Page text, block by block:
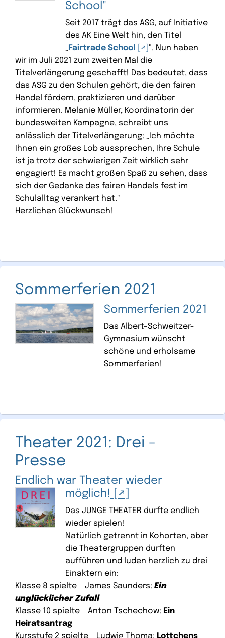
School"
Seit 2017 trägt das ASG, auf Initiative
des AK Eine Welt hin, den Titel
„Fairtrade School
". Nun haben
wir im Juli 2021 zum zweiten Mal die
Titelverlängerung geschafft! Das bedeutet, dass
das ASG zu den Schulen gehört, die den fairen
Handel fördern, praktizieren und darüber
informieren. Melanie Müller, Koordinatorin der
bundesweiten Kampagne, schreibt uns
anlässlich der Titelverlängerung: „Ich möchte
Ihnen ein großes Lob aussprechen, Ihre Schule
ist ja trotz der schwierigen Zeit wirklich sehr
engagiert! Es macht großen Spaß zu sehen, dass
sich der Gedanke des fairen Handels fest im
Schulalltag verankert hat."
Herzlichen Glückwunsch!
Sommerferien 2021
Sommerferien 2021
Das Albert-Schweitzer-
Gymnasium wünscht
schöne und erholsame
Sommerferien!
Theater 2021: Drei -
Presse
Endlich war Theater wieder
möglich!
Das JUNGE THEATER durfte endlich
wieder spielen!
Natürlich getrennt in Kohorten, aber
die Theatergruppen durften
aufführen und luden herzlich zu drei
Einaktern ein:
Klasse 8 spielte James Saunders: Ein
unglücklicher Zufall
Klasse 10 spielte Anton Tschechow: Ein
Heiratsantrag
Kursstufe 2 spielte Ludwig Thoma: Lottchens